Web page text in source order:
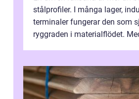
stålprofiler. I många lager,
terminaler fungerar den som
ryggraden i materialflödet.